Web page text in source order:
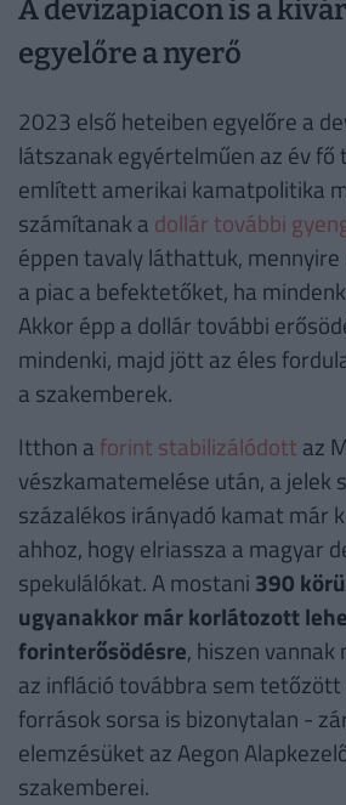
A devizapiacon is a
egyelőre a nyerő
2023 első heteiben egyelőre a
látszanak egyértelműen az év fő
említett amerikai kamatpolitika
számítanak a dollár további
éppen tavaly láthattuk,
a piac a befektetőket, ha
Akkor épp a dollár további
mindenki, majd jött az éles
a szakemberek.
Itthon a forint stabilizálódott az
vészkamatemelése után, a jelek
százalékos irányadó kamat már
ahhoz, hogy elriassza a magyar
spekulálókat. A mostani 390
ugyanakkor már korlátozott
forinterősödésre, hiszen
az infláció továbbra sem tetőzött
források sorsa is bizonytalan -
elemzésüket az Aegon
szakemberei.